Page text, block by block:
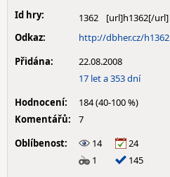
Id hry:
1362
Odkaz:
http://dbher.cz/h1362
Přidána:
22.08.2008
17 let a 353 dní
Hodnocení:
184 (40-100 %)
Komentářů:
7
Oblíbenost:
14
24
1
145